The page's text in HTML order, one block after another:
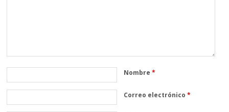
Nombre*
Correo electrónico*